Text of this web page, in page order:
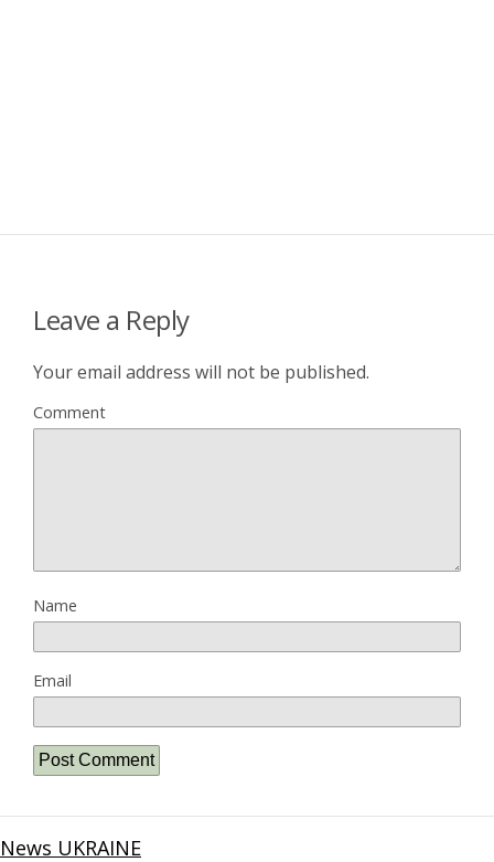
Leave a Reply
Your email address will not be published.
Comment
Name
Email
News UKRAINE